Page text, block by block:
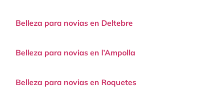
Belleza para novias en Deltebre
Belleza para novias en l’Ampolla
Belleza para novias en Roquetes